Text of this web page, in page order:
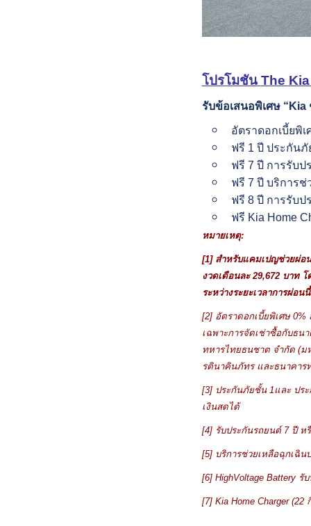
โปรโมชัน The
รับข้อเสนอพิเศษ “Kia
อัตราดอกเบี้ยพิเ
ฟรี 1 ปี ประกัน
ฟรี 7 ปี การรับป
ฟรี 7 ปี บริการช่
ฟรี 8 ปี การรับป
ฟรี Kia Home
หมายเหตุ:
[1] สำหรับแคมเปญช่วยผ่อ
งวดเดือนละ29,672บาท โ
ระหว่างระยะเวลาการผ่อ
[2] อัตราดอกเบี้ยพิเศษ 0%
เฉพาะการจัดเช่าซื้อกับธน
ทหารไทยธนชาต จำกัด (ม
รตินาคินภัทร และธนาคา
[3] ประกันภัยชั้น 1และ ปร
เงินสดได้
[4] รับประกันรถยนต์ 7 ปี ห
[5] บริการช่วยเหลือฉุกเฉิ
[6] HighVoltage Battery รั
[7] Kia Home Charger (22